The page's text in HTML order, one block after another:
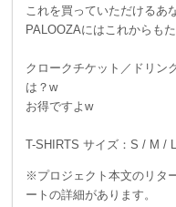
これを買っていただけるあ
PALOOZAにはこれからも
クロークチケット／ドリン
は？w
お得ですよw
T-SHIRTS サイズ：S / M /
※プロジェクト本文のリタ
ートの詳細があります。